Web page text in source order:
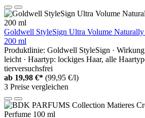
Goldwell StyleSign Ultra Volume
200 ml
Produktlinie: Goldwell StyleSign ·
leicht · Haartyp: lockiges Haar, alle
tierversuchsfrei
ab 19,98 €* (99,95 €/l)
3 Preise vergleichen